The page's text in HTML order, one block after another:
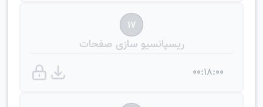
17
ریسپانسیو سازی صفحات
00:18:00